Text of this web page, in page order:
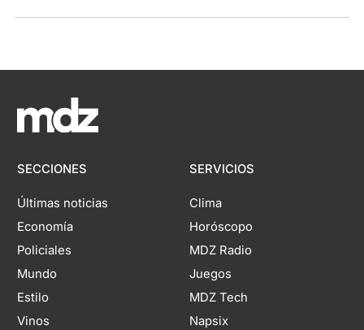
SECCIONES
Últimas noticias
Economía
Policiales
Mundo
Estilo
Vinos
SERVICIOS
Clima
Horóscopo
MDZ Radio
Juegos
MDZ Tech
Napsix